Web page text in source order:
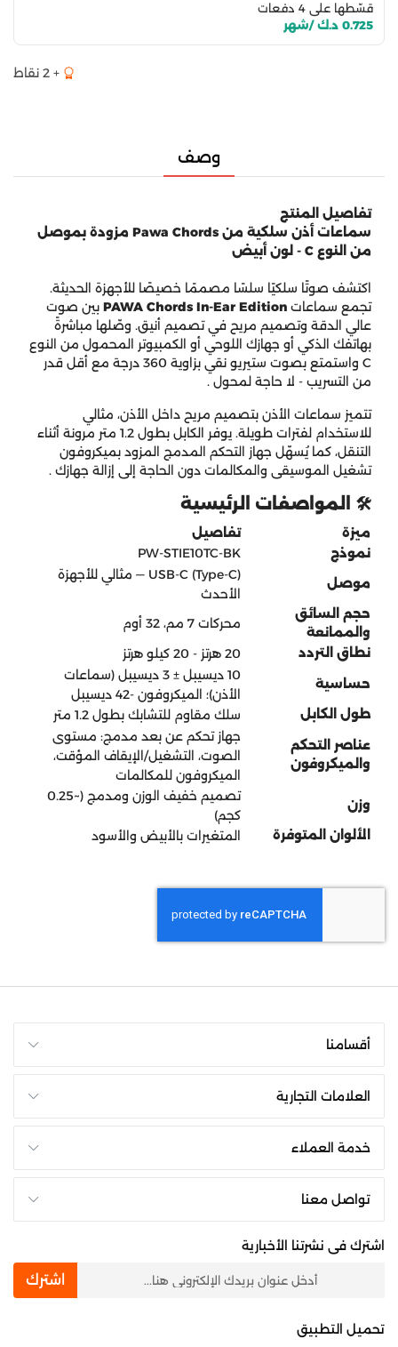
قسّطها على 4 دفعات
0.725 د.ك /شهر
+ 2 نقاط
وصف
تفاصيل المنتج
سماعات أذن سلكية من Pawa Chords مزودة بموصل
من النوع C - لون أبيض
اكتشف صوتًا سلكيًا سلسًا مصممًا خصيصًا للأجهزة الحديثة.
تجمع سماعات PAWA Chords In‑Ear Edition بين صوت
عالي الدقة وتصميم مريح في تصميم أنيق. وصّلها مباشرةً
بهاتفك الذكي أو جهازك اللوحي أو الكمبيوتر المحمول من النوع
C واستمتع بصوت ستيريو نقي بزاوية 360 درجة مع أقل قدر
من التسريب - لا حاجة لمحول .
تتميز سماعات الأذن بتصميم مريح داخل الأذن، مثالي
للاستخدام لفترات طويلة. يوفر الكابل بطول 1.2 متر مرونة أثناء
التنقل، كما يُسهّل جهاز التحكم المدمج المزود بميكروفون
تشغيل الموسيقى والمكالمات دون الحاجة إلى إزالة جهازك .
🛠️ المواصفات الرئيسية
ميزة
تفاصيل
نموذج
PW‑STIE10TC‑BK
موصل
USB-C (Type-C) — مثالي للأجهزة
الأحدث
حجم السائق
والممانعة
محركات 7 مم، 32 أوم
نطاق التردد
20 هرتز - 20 كيلو هرتز
حساسية
10 ديسيبل ± 3 ديسيبل (سماعات
الأذن)؛ الميكروفون -42 ديسيبل
طول الكابل
سلك مقاوم للتشابك بطول 1.2 متر
عناصر التحكم
والميكروفون
جهاز تحكم عن بعد مدمج: مستوى
الصوت، التشغيل/الإيقاف المؤقت،
الميكروفون للمكالمات
وزن
تصميم خفيف الوزن ومدمج (~0.25
كجم)
الألوان المتوفرة
المتغيرات بالأبيض والأسود
أقسامنا
العلامات التجارية
خدمة العملاء
تواصل معنا
اشترك فى نشرتنا الأخبارية
اشترك
تحميل التطبيق